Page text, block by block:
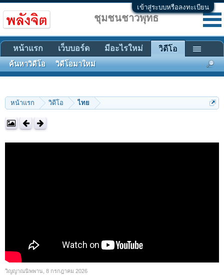
เข้าสู่ระบบหรือลงทะเบียน
หน้าแรก วิดีโอ ไทย
วิญญาณนิพพาน 8 กรกฎาคม 2026
ชุมชนชาวพุทธ
หน้าแรก เว็บบอร์ด มีอะไรใหม่ วิดีโอ
ค้นหาวิดีโอ วิดีโอมาใหม่